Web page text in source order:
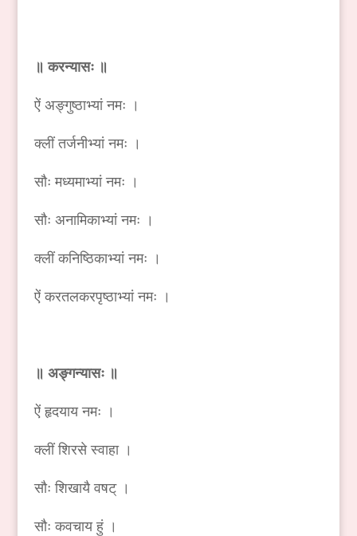
॥ करन्यासः ॥
ऐं अङ्गुष्ठाभ्यां नमः ।
क्लीं तर्जनीभ्यां नमः ।
सौः मध्यमाभ्यां नमः ।
सौः अनामिकाभ्यां नमः ।
क्लीं कनिष्ठिकाभ्यां नमः ।
ऐं करतलकरपृष्ठाभ्यां नमः ।
॥ अङ्गन्यासः ॥
ऐं हृदयाय नमः ।
क्लीं शिरसे स्वाहा ।
सौः शिखायै वषट् ।
सौः कवचाय हुं ।